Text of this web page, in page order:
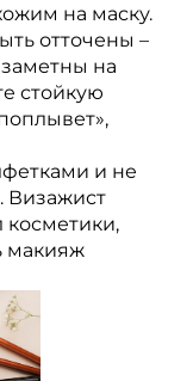
на маску.
отточены –
на
стойкую
и не
Визажист
косметики,
макияж